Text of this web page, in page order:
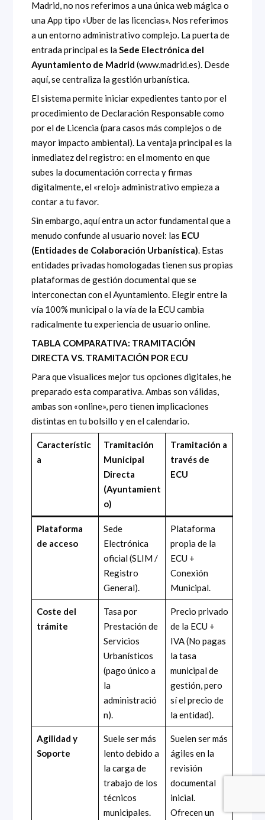
Madrid, no nos referimos a una única web mágica o
una App tipo «Uber de las licencias». Nos referimos
a un entorno administrativo complejo. La puerta de
entrada principal es laSede Electrónica del
Ayuntamiento de Madrid (www.madrid.es). Desde
aquí, se centraliza la gestión urbanística.
El sistema permite iniciar expedientes tanto por el
procedimiento de Declaración Responsable como
por el de Licencia (para casos más complejos o de
mayor impacto ambiental). La ventaja principal es la
inmediatez del registro: en el momento en que
subes la documentación correcta y firmas
digitalmente, el «reloj» administrativo empieza a
contar a tu favor.
Sin embargo, aquí entra un actor fundamental que a
menudo confunde al usuario novel: las ECU
(Entidades de Colaboración Urbanística). Estas
entidades privadas homologadas tienen sus propias
plataformas de gestión documental que se
interconectan con el Ayuntamiento. Elegir entre la
vía 100% municipal o la vía de la ECU cambia
radicalmente tu experiencia de usuario online.
TABLA COMPARATIVA: TRAMITACIÓN
DIRECTA VS. TRAMITACIÓN POR ECU
Para que visualices mejor tus opciones digitales, he
preparado esta comparativa. Ambas son válidas,
ambas son «online», pero tienen implicaciones
distintas en tu bolsillo y en el calendario.
Característic
a
Tramitación
Municipal
Directa
(Ayuntamient
o)
Tramitación a
través de
ECU
Plataforma
de acceso
Sede
Electrónica
oficial (SLIM /
Registro
General).
Plataforma
propia de la
ECU +
Conexión
Municipal.
Coste del
trámite
Tasa por
Prestación de
Servicios
Urbanísticos
(pago único a
la
administració
n).
Precio privado
de la ECU +
IVA (No pagas
la tasa
municipal de
gestión, pero
sí el precio de
la entidad).
Agilidad y
Soporte
Suele ser más
lento debido a
la carga de
trabajo de los
técnicos
municipales.
Suelen ser más
ágiles en la
revisión
documental
inicial.
Ofrecen un